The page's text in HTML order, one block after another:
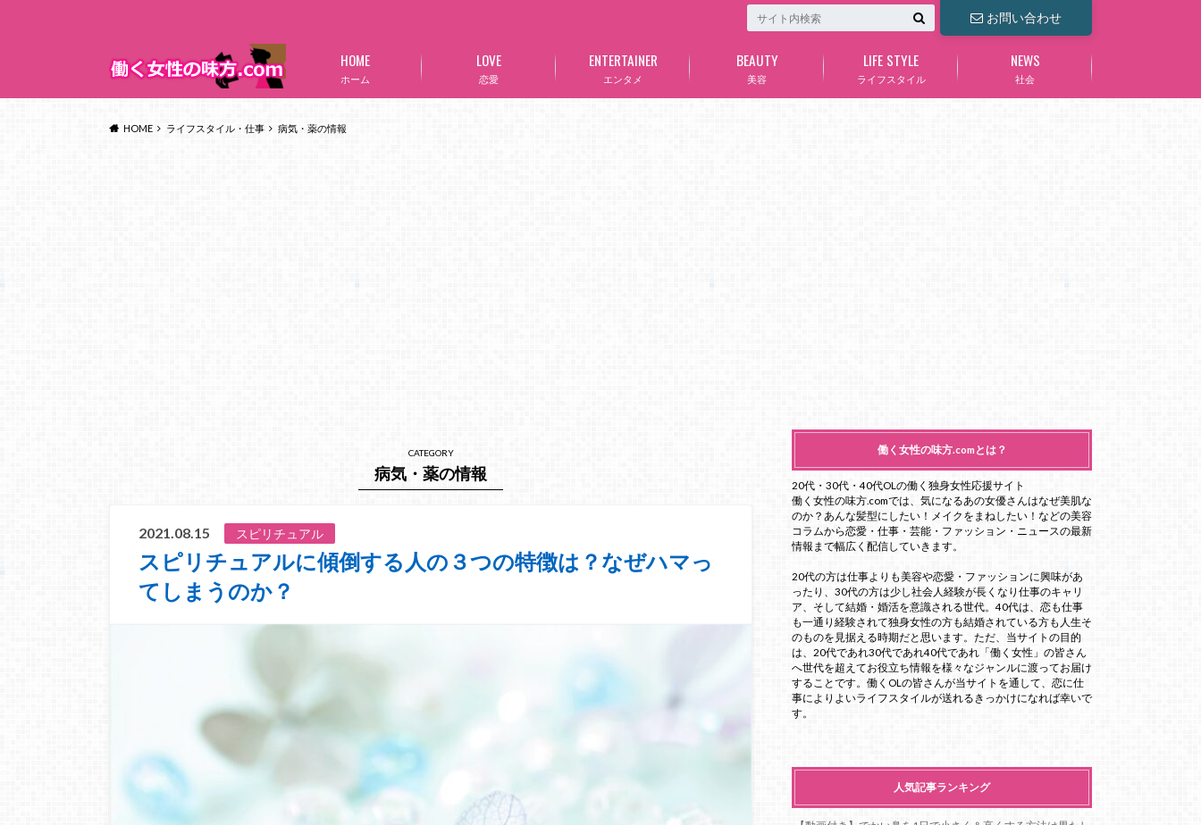
お問い合わせ
ホーム
HOME
恋愛
LOVE
エンタメ
ENTERTAINER
美容
BEAUTY
ライフスタイル
LIFE STYLE
社会
NEWS
HOME ライフスタイル・仕事 病気・薬の情報
CATEGORY
病気・薬の情報
2021.08.15 スピリチュアル
スピリチュアルに傾倒する人の３つの特徴は？なぜハマっ
てしまうのか？
働く女性の味方.comとは？
20代・30代・40代OLの働く独身女性応援サイト
働く女性の味方.comでは、気になるあの女優さんはなぜ美肌な
のか？あんな髪型にしたい！メイクをまねしたい！などの美容
コラムから恋愛・仕事・芸能・ファッション・ニュースの最新
情報まで幅広く配信していきます。
20代の方は仕事よりも美容や恋愛・ファッションに興味があ
ったり、30代の方は少し社会人経験が長くなり仕事のキャリ
ア、そして結婚・婚活を意識される世代。40代は、恋も仕事
も一通り経験されて独身女性の方も結婚されている方も人生そ
のものを見据える時期だと思います。ただ、当サイトの目的
は、20代であれ30代であれ40代であれ「働く女性」の皆さん
へ世代を超えてお役立ち情報を様々なジャンルに渡ってお届け
することです。働くOLの皆さんが当サイトを通して、恋に仕
事によりよいライフスタイルが送れるきっかけになれば幸いで
す。
人気記事ランキング